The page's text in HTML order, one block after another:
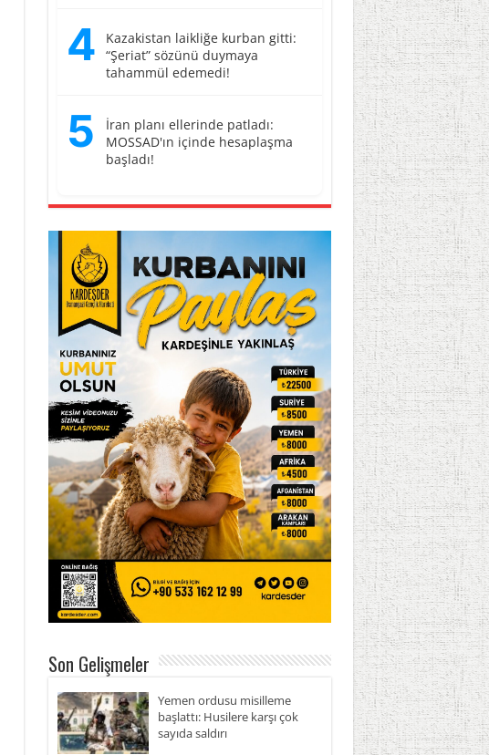
4
Kazakistan laikliğe kurban gitti:
“Şeriat” sözünü duymaya
tahammül edemedi!
5
İran planı ellerinde patladı:
MOSSAD'ın içinde hesaplaşma
başladı!
Son Gelişmeler
Yemen ordusu misilleme
başlattı: Husilere karşı çok
sayıda saldırı